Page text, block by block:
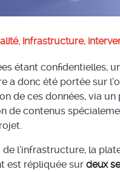
infrastructure,
étant confidentielles,
a donc été portée sur
de ces données, via un
de contenus
de l’infrastructure, la
est répliquée sur deux